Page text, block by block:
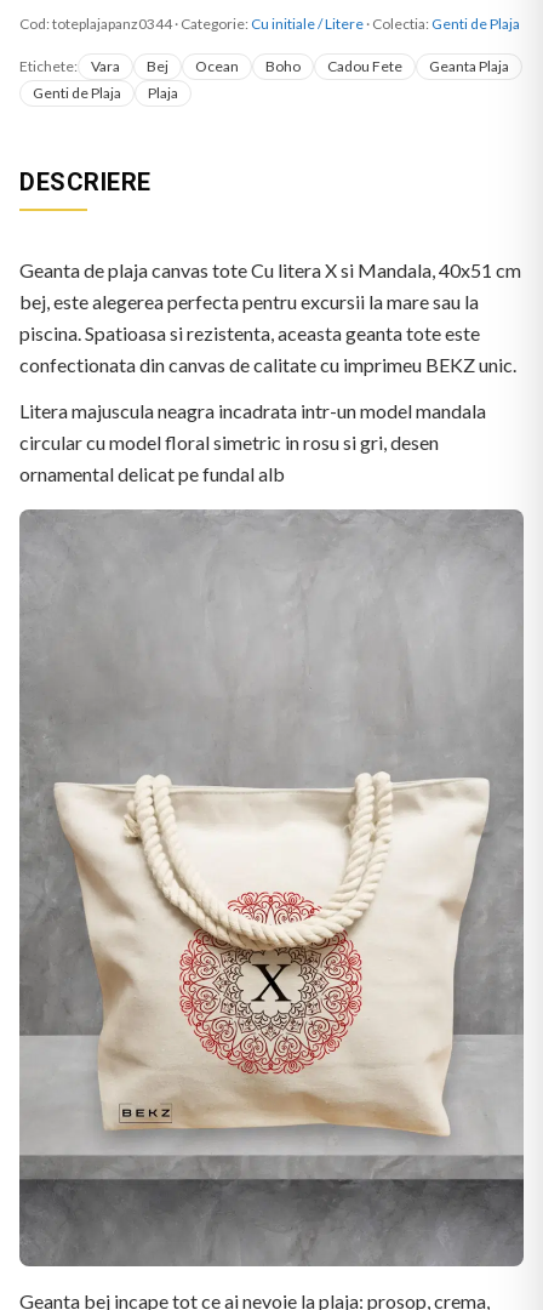
Cod: toteplajapanz0344· Categorie: Cu initiale / Litere · Colectia: Genti de Plaja
Etichete: Vara Bej Ocean Boho Cadou Fete
Geanta Plaja
Genti de Plaja
Plaja
DESCRIERE
Geanta de plaja canvas tote Cu litera X si Mandala, 40x51 cm
bej, este alegerea perfecta pentru excursii la mare sau la
piscina. Spatioasa si rezistenta, aceasta geanta tote este
confectionata din canvas de calitate cu imprimeu BEKZ unic.
Litera majuscula neagra incadrata intr-un model mandala
circular cu model floral simetric in rosu si gri, desen
ornamental delicat pe fundal alb
Geanta bej incape tot ce ai nevoie la plaja: prosop, crema,